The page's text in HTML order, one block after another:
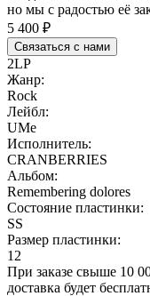
но мы с радостью её
5 400 ₽
Связаться с нами
2LP
Жанр:
Rock
Лейбл:
UMe
Исполнитель:
CRANBERRIES
Альбом:
Remembering dolores
Состояние пластинки:
SS
Размер пластинки:
12
При заказе свыше 10
доставка будет